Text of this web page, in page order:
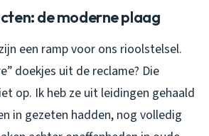
de moderne plaag
een ramp voor ons rioolstelsel.
doekjes uit de reclame? Die
op. Ik heb ze uit leidingen gehaald
in gezeten hadden, nog volledig